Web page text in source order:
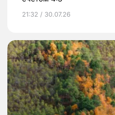
21:32 / 30.07.26